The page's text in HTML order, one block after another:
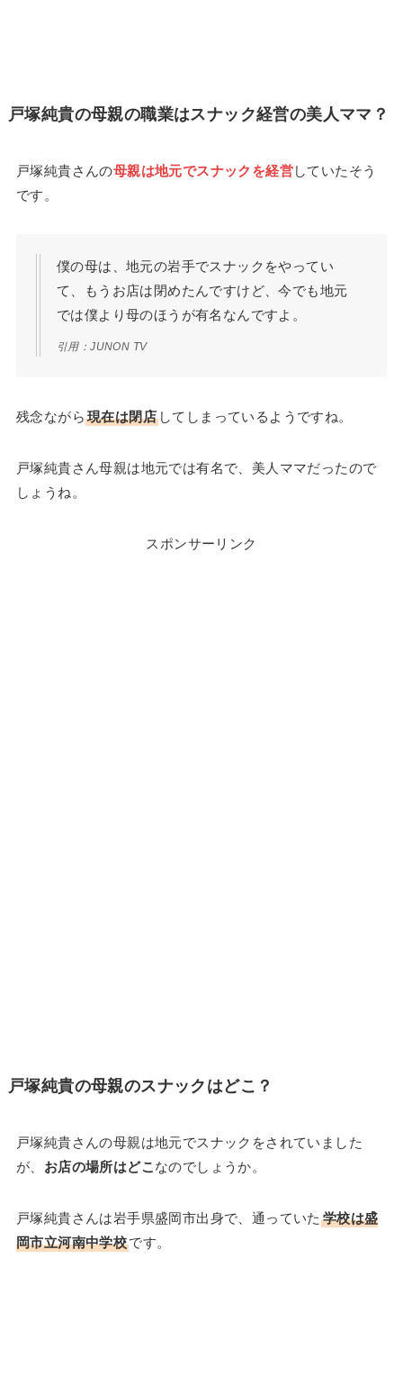
戸塚純貴の母親の職業はスナック経営の美人ママ？
戸塚純貴さんの母親は地元でスナックを経営していたそう
です。
僕の母は、地元の岩手でスナックをやってい
て、もうお店は閉めたんですけど、今でも地元
では僕より母のほうが有名なんですよ。
引用：JUNON TV
残念ながら 現在は閉店してしまっているようですね。
戸塚純貴さん母親は地元では有名で、美人ママだったので
しょうね。
スポンサーリンク
戸塚純貴の母親のスナックはどこ？
戸塚純貴さんの母親は地元でスナックをされていました
が、 お店の場所はどこ なのでしょうか。
戸塚純貴さんは岩手県盛岡市出身で、通っていた 学校は盛
岡市立河南中学校です。